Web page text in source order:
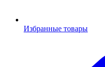
Избранные товары